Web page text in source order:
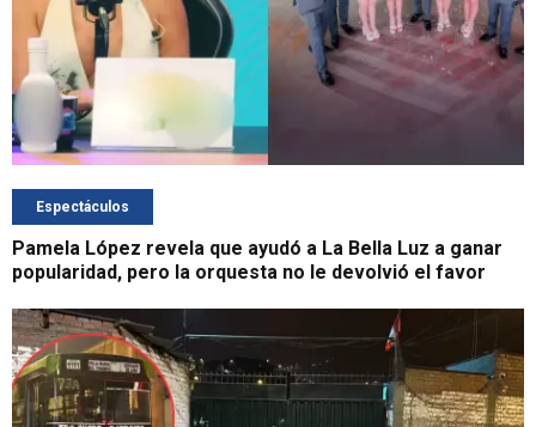
Espectáculos
Pamela López revela que ayudó a La Bella Luz a ganar
popularidad, pero la orquesta no le devolvió el favor